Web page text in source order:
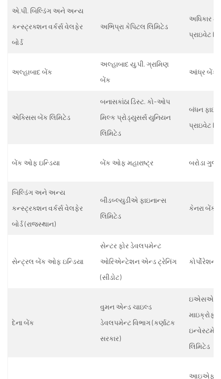
એ.પી. બિલ્ડિંગ અને અન્ય
કન્સ્ટ્રક્શન વર્કર્સ વેલફેર
બોર્ડ
અભિપ્રા કેપિટલ લિમિટેડ
અધિકાર
પ્રાઇવેટ
અલ્હાબાદ બેંક
અલ્હાબાદ યુ.પી. ગ્રામિણ
બેંક
આંધ્ર બેંક
એક્સિસ બેંક લિમિટેડ
બનાસકાંઠા ડિસ્ટ. કો-ઓપ
મિલ્ક પ્રોડ્યુસર્સ યુનિયન
લિમિટેડ
બંધન
પ્રાઇવેટ
બેંક ઓફ ઇન્ડિયા બેંક ઓફ મહારાષ્ટ્ર બરોડા
બિલ્ડિંગ અને અન્ય
કન્સ્ટ્રક્શન વર્કર્સ વેલફેર
બોર્ડ (રાજસ્થાન)
બીડબ્લ્યુડીએ ફાઇનાન્સ
લિમિટેડ
કેનરા બેંક
સેન્ટ્રલ બેંક ઓફ ઇન્ડિયા
સેન્ટર ફોર ડેવલપમેન્ટ
ઓરિએન્ટેશન એન્ડ ટ્રેનિંગ
(સીડોટ)
દેના બેંક
વુમન એન્ડ ચાઇલ્ડ
ડેવલપમેન્ટ વિભાગ (કર્ણાટક
સરકાર)
લિમિટેડ